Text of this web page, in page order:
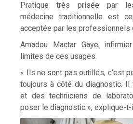
Pratique très prisée par
médecine traditionnelle est
acceptée par les professionnels
Amadou Mactar Gaye,
limites de ces usages.
« Ils ne sont pas outillés, c’est
toujours à côté du diagnostic.
et des techniciens de
poser le diagnostic », explique-t-